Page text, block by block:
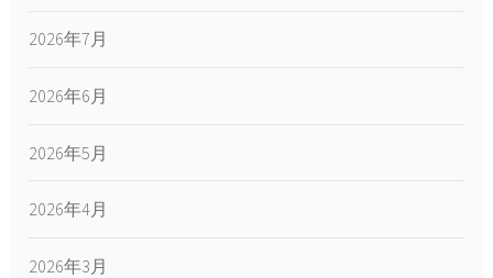
2026年7月
2026年6月
2026年5月
2026年4月
2026年3月